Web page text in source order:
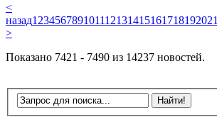
<
назад1 23456789101112131415161718192021
>
Показано 7421 - 7490 из 14237 новостей.